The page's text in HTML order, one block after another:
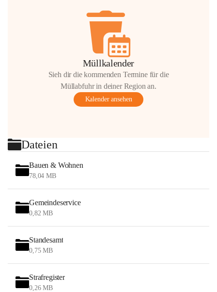
Müllkalender
Sieh dir die kommenden Termine für die
Müllabfuhr in deiner Region an.
Kalender ansehen
Dateien
Bauen & Wohnen
78,04 MB
Gemeindeservice
0,82 MB
Standesamt
0,75 MB
Strafregister
0,26 MB